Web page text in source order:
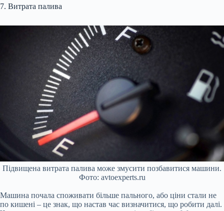
7. Витрата палива
Підвищена витрата палива може змусити позбавитися машини.
Фото: avtoexperts.ru
Машина почала споживати більше пального, або ціни стали не
по кишені – це знак, що настав час визначитися, що робити далі.